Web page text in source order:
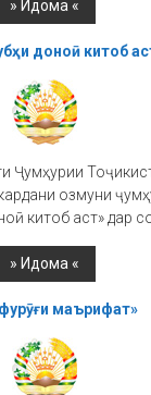
доноӣ китоб
Ҷумҳурии
озмуни
китоб аст» дар
маърифат»